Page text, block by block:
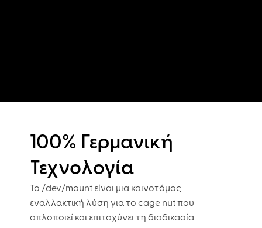
100% Γερμανική
Τεχνολογία
Το /dev/mount είναι μια καινοτόμος
εναλλακτική λύση για το cage nut που
απλοποιεί και επιταχύνει τη διαδικασία